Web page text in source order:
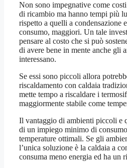
Non sono impegnative come
di ricambio ma hanno tempi più
rispetto a quelli a condensazione
consumo, maggiori. Un tale
pensare al costo che si può
di avere bene in mente anche gli
interessano.
Se essi sono piccoli allora
riscaldamento con caldaia
mette tempo a riscaldare i
maggiormente stabile come
Il vantaggio di ambienti piccoli e
di un impiego minimo di
temperature ottimali. Se gli
l’unica soluzione è la caldaia a
consuma meno energia ed ha un